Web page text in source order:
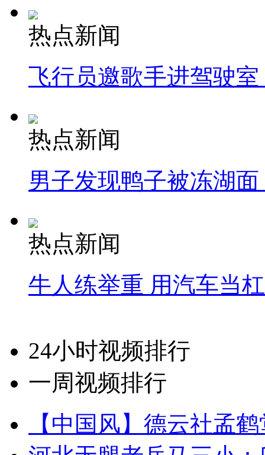
热点新闻
飞行员邀歌手进驾驶
热点新闻
男子发现鸭子被冻湖
热点新闻
牛人练举重 用汽车当
24小时视频排行
一周视频排行
【中国风】德云社孟